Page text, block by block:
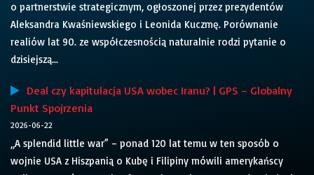
o partnerstwie strategicznym, ogłoszonej przez prezydentów
Aleksandra Kwaśniewskiego i Leonida Kuczmę. Porównanie
realiów lat 90. ze współczesnością naturalnie rodzi pytanie o
dzisiejszą...
Deal czy kapitulacja USA wobec Iranu? | GPS – Globalny
Punkt Spojrzenia
2026-06-22
„A splendid little war” – ponad 120 lat temu w ten sposób o
wojnie USA z Hiszpanią o Kubę i Filipiny mówili amerykańscy